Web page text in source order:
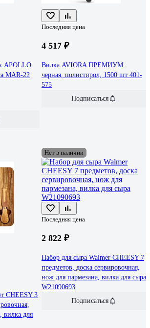
APOLLO
MAR-22
Последняя цена
4 517 ₽
Вилка AVIORA ПРЕМИУМ
черная, полистирол, 1500 шт 401-
575
Подписаться
CHEESY 3
вилка для
Нет в наличии
Последняя цена
2 822 ₽
Набор для сыра Walmer CHEESY 7
предметов, доска сервировочная,
нож для пармезана, вилка для сыра
W21090693
Подписаться